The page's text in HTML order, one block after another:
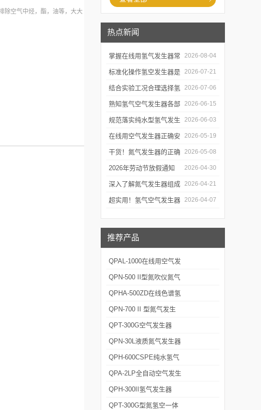
热点新闻
掌握在线用氢气发生器常
见故障处理方式有效降低
生产线停机概率
2026-08-04
标准化操作氢空发生器是
确保实验气源供给稳定合
规的关键前提
2026-07-21
结合实验工况合理选择氢
气空气发生器满足实验室
长期稳定用气需求
2026-07-06
熟知氢气空气发生器各部
件功能与特性维持实验供
气工况稳定
2026-06-15
规范落实纯水型氢气发生
器操作流程是保障实验供
气稳定合规的关键
2026-06-03
在线用空气发生器正确安
装方法及关键要点专业分
享
2026-05-19
干货！氮气发生器的正确
使用方法大揭秘
2026-05-08
2026年劳动节放假通知 2026-04-30
深入了解氮气发生器组成
部件的功能与特点是掌握
2026-04-21
超实用！氢气空气发生器 2026-04-07
推荐产品
QPAL-1000在线用空气发
生器
QPN-500 II型氮吹仪氮气
发生器
QPHA-500ZD在线色谱氢
空一体机
QPN-700 II 型氮气发生
器 可定制
QPT-300G空气发生器
QPN-30L液质氮气发生器
QPH-600CSPE纯水氢气
发生器
QPA-2LP全自动空气发生
器
QPH-300II氢气发生器
QPT-300G型氮氢空一体
除空气中烃，酯，油等，大大